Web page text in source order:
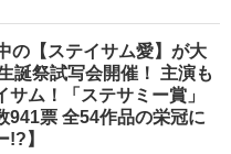
の【ステイサム愛】が大
誕祭試写会開催！ 主演も
ム！「ステサミー賞」
941票 全54作品の栄冠に
!?】